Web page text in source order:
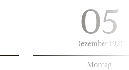
05
Dezember 1921
Montag